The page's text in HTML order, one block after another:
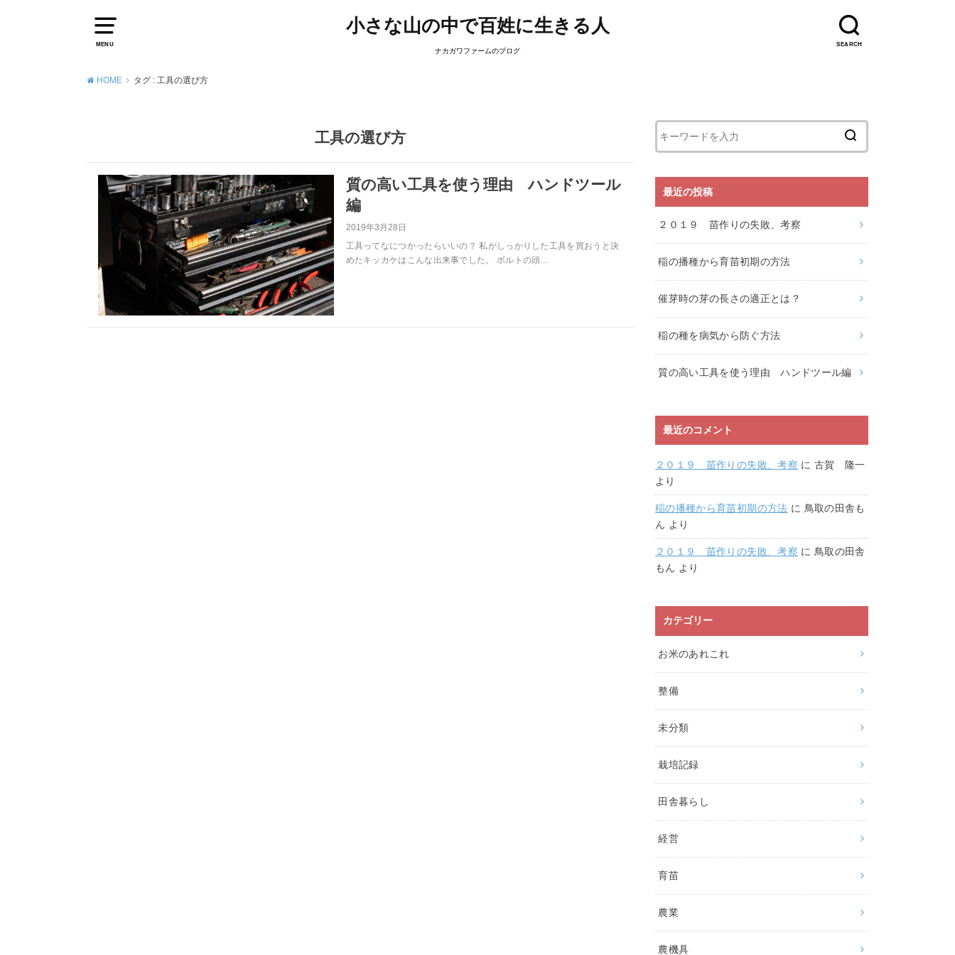
MENU SEARCH
小さな山の中で百姓に生きる人
ナカガワファームのブログ
HOME タグ : 工具の選び方
工具の選び方
質の高い工具を使う理由 ハンドツール
編
2019年3月28日
工具ってなにつかったらいいの？ 私がしっかりした工具を買おうと決
めたキッカケはこんな出来事でした。 ボルトの頭…
最近の投稿
２０１９ 苗作りの失敗、考察
稲の播種から育苗初期の方法
催芽時の芽の長さの適正とは？
稲の種を病気から防ぐ方法
質の高い工具を使う理由 ハンドツール編
最近のコメント
２０１９ 苗作りの失敗、考察 に 古賀 隆一
より
稲の播種から育苗初期の方法 に 鳥取の田舎も
ん より
２０１９ 苗作りの失敗、考察 に 鳥取の田舎
もん より
カテゴリー
お米のあれこれ
整備
未分類
栽培記録
田舎暮らし
経営
育苗
農業
農機具